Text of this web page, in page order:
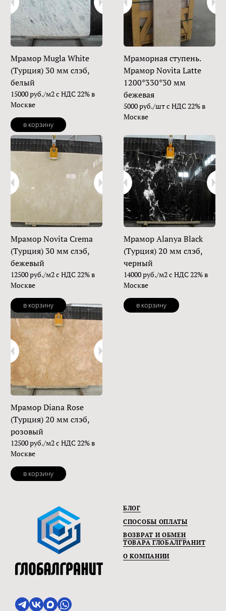
Мрамор Mugla White
(Турция) 30 мм слэб,
белый
15000 руб./м2 с НДС 22% в
Москве
в корзину
Мраморная ступень.
Мрамор Novita Latte
1200*330*30 мм
бежевая
5000 руб./шт с НДС 22% в
Москве
Мрамор Novita Crema
(Турция) 30 мм слэб,
бежевый
12500 руб./м2 с НДС 22% в
Москве
в корзину
Мрамор Alanya Black
(Турция) 20 мм слэб,
черный
14000 руб./м2 с НДС 22% в
Москве
в корзину
Мрамор Diana Rose
(Турция) 20 мм слэб,
розовый
12500 руб./м2 с НДС 22% в
Москве
в корзину
БЛОГ
СПОСОБЫ ОПЛАТЫ
ВОЗВРАТ И ОБМЕН
ТОВАРА ГЛОБАЛГРАНИТ
О КОМПАНИИ